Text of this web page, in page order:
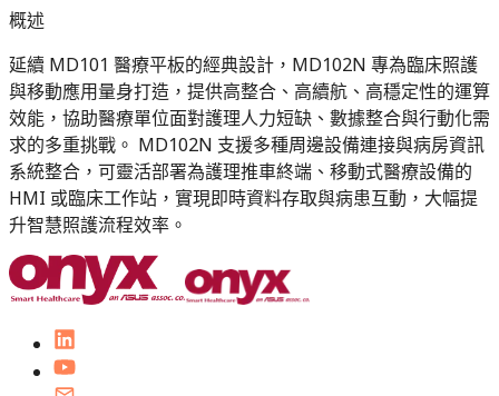
概述
延續 MD101 醫療平板的經典設計，MD102N 專為臨床照護
與移動應用量身打造，提供高整合、高續航、高穩定性的運算
效能，協助醫療單位面對護理人力短缺、數據整合與行動化需
求的多重挑戰。 MD102N 支援多種周邊設備連接與病房資訊
系統整合，可靈活部署為護理推車終端、移動式醫療設備的
HMI 或臨床工作站，實現即時資料存取與病患互動，大幅提
升智慧照護流程效率。